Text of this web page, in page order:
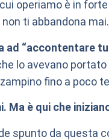
operiamo è in
ti abbandona mai.
ad “accontentare
lo avevano
fino a poco
Ma è qui che
spunto da questa